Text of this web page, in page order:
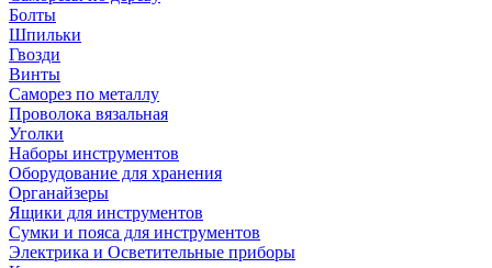
Болты
Шпильки
Гвозди
Винты
Саморез по металлу
Проволока вязальная
Уголки
Наборы инструментов
Оборудование для хранения
Органайзеры
Ящики для инструментов
Сумки и пояса для инструментов
Электрика и Осветительные приборы